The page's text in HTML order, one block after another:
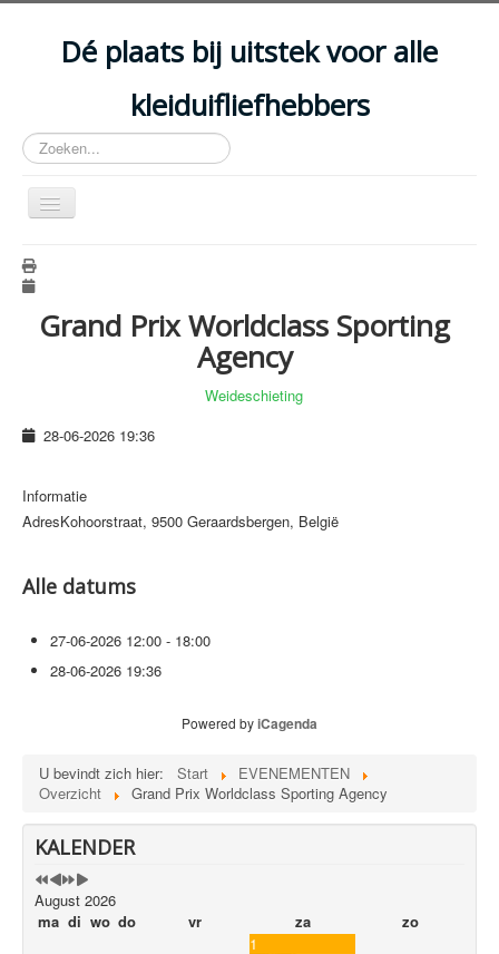
Dé plaats bij uitstek voor alle
kleiduifliefhebbers
Zoeken...
Schakelen
navigatie
EVENEMENTEN
DISCIPLINES
VERENIGINGEN
CONTACT
PRIVACYBELEID
SITEMAP
Grand Prix Worldclass Sporting
Agency
Weideschieting
28-06-2026 19:36
Informatie
AdresKohoorstraat, 9500 Geraardsbergen, België
Alle datums
27-06-2026 12:00 - 18:00
28-06-2026 19:36
Powered byiCagenda
U bevindt zich hier: Start
EVENEMENTEN
Overzicht
Grand Prix Worldclass Sporting Agency
KALENDER
August 2026
ma di wo do vr za
zo
1